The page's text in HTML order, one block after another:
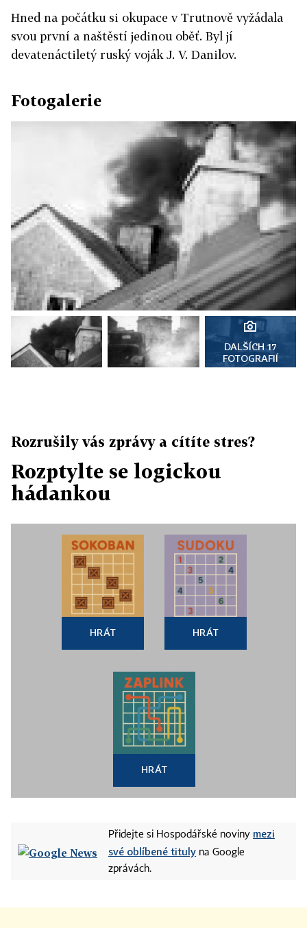
Hned na počátku si okupace v Trutnově vyžádala
svou první a naštěstí jedinou oběť. Byl jí
devatenáctiletý ruský voják J. V. Danilov.
Fotogalerie
DALŠÍCH 17
FOTOGRAFIÍ
Rozrušily vás zprávy a cítíte stres?
Rozptylte se logickou
hádankou
HRÁT HRÁT
HRÁT
Přidejte si Hospodářské noviny mezi
své oblíbené tituly na Google
zprávách.